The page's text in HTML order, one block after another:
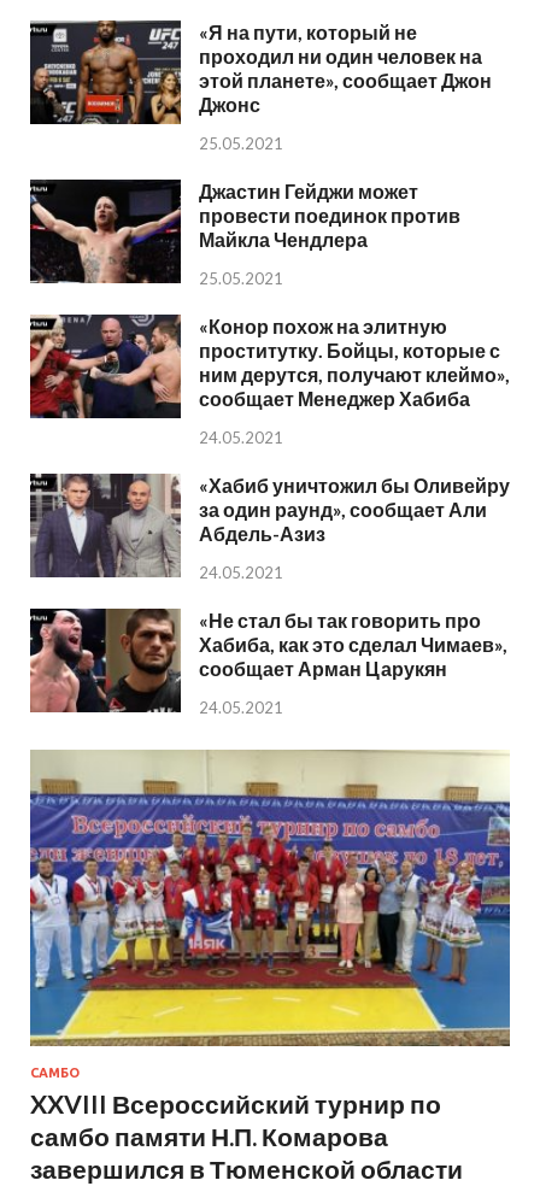
«Я на пути, который не
проходил ни один человек на
этой планете», сообщает Джон
Джонс
25.05.2021
Джастин Гейджи может
провести поединок против
Майкла Чендлера
25.05.2021
«Конор похож на элитную
проститутку. Бойцы, которые с
ним дерутся, получают клеймо»,
сообщает Менеджер Хабиба
24.05.2021
«Хабиб уничтожил бы Оливейру
за один раунд», сообщает Али
Абдель-Азиз
24.05.2021
«Не стал бы так говорить про
Хабиба, как это сделал Чимаев»,
сообщает Арман Царукян
24.05.2021
САМБО
XXVIII Всероссийский турнир по
самбо памяти Н.П. Комарова
завершился в Тюменской области